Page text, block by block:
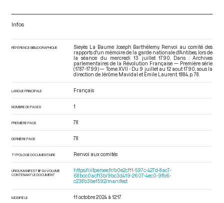
Infos
RÉFÉRENCE BIBLIOGRAPHIQUE
Sieyès La Baume Joseph Barthélemy. Renvoi au comité des
rapports d'un mémoire de la garde nationale d'Antibes, lors de
la séance du mercredi 13 juillet 1790. Dans : Archives
parlementaires de la Révolution Française — Première série
(1787-1799) — Tome XVII - Du 9 juillet au 12 aout 1790 , sous la
direction de Jérôme Mavidal et Emile Laurent. 1884. p. 78.
LANGUE PRINCIPALE Français
NOMBRE DE PAGES 1
PREMIÈRE PAGE 78
DERNIÈRE PAGE 78
TYPOLOGIE DOCUMENTAIRE Renvoi aux comités
URI DU MANIFEST IIIF DU VOLUME
CONTENANT LE DOCUMENT
https://iiif.persee.fr/b0e2cf11-597c-427d-8ac7-
68bcc0acf13b/9bc3d419-2607-4ec0-9fb6-
c238b3be1592/manifest
MODIFIÉ LE 11 octobre 2024 à 12:17